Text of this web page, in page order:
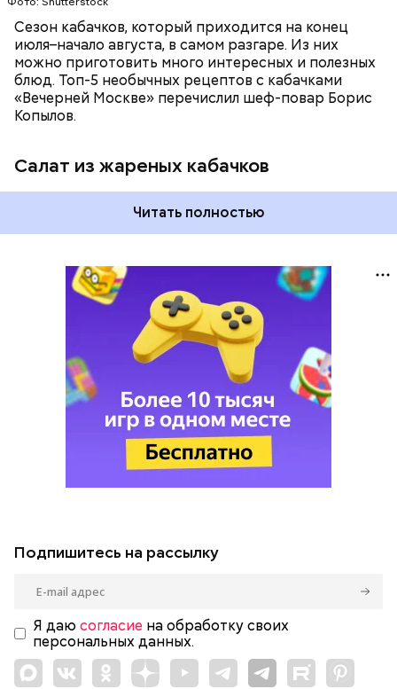
Сезон кабачков, который приходится на конец
июля–начало августа, в самом разгаре. Из них
можно приготовить много интересных и полезных
блюд. Топ-5 необычных рецептов с кабачками
«Вечерней Москве» перечислил шеф-повар Борис
Копылов.
Салат из жареных кабачков
Читать полностью
Подпишитесь на рассылку
Я даю согласие на обработку своих
персональных данных.